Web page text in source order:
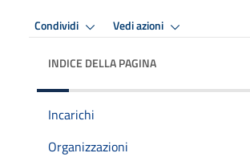
Condividi Vedi azioni
INDICE DELLA PAGINA
Incarichi
Organizzazioni